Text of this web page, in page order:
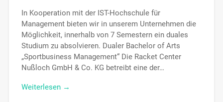
In Kooperation mit der IST-Hochschule für
Management bieten wir in unserem Unternehmen die
Möglichkeit, innerhalb von 7 Semestern ein duales
Studium zu absolvieren. Dualer Bachelor of Arts
„Sportbusiness Management“ Die Racket Center
Nußloch GmbH & Co. KG betreibt eine der…
Weiterlesen →